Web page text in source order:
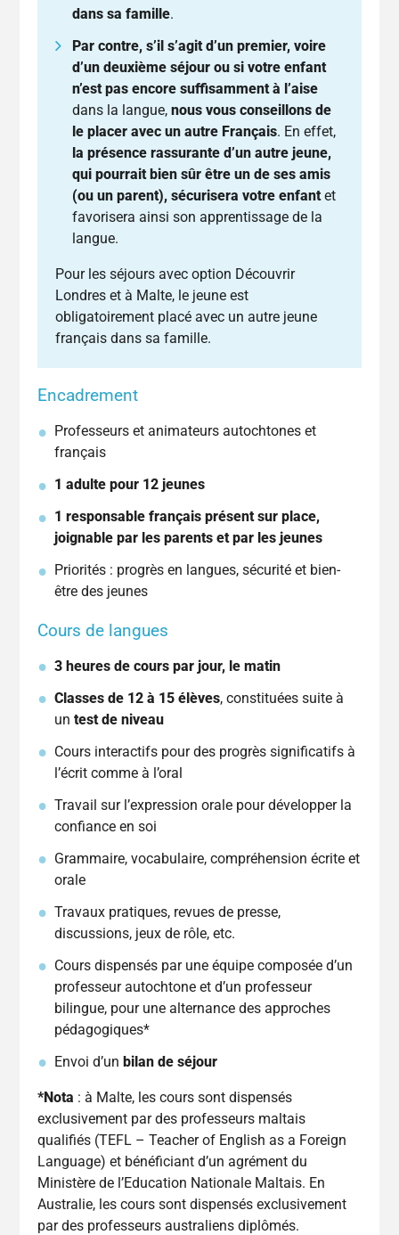
dans sa famille.
Par contre, s’il s’agit d’un premier, voire
d’un deuxième séjour ou si votre enfant
n’est pas encore suffisamment à l’aise
dans la langue, nous vous conseillons de
le placer avec un autre Français. En effet,
la présence rassurante d’un autre jeune,
qui pourrait bien sûr être un de ses amis
(ou un parent), sécurisera votre enfantet
favorisera ainsi son apprentissage de la
langue.
Pour les séjours avec option Découvrir
Londres et à Malte, le jeune est
obligatoirement placé avec un autre jeune
français dans sa famille.
Encadrement
Professeurs et animateurs autochtones et
français
1 adulte pour 12 jeunes
1 responsable français présent sur place,
joignable par les parents et par les jeunes
Priorités : progrès en langues, sécurité et bien-
être des jeunes
Cours de langues
3 heures de cours par jour, le matin
Classes de 12 à 15 élèves, constituées suite à
un test de niveau
Cours interactifs pour des progrès significatifs à
l’écrit comme à l’oral
Travail sur l’expression orale pour développer la
confiance en soi
Grammaire, vocabulaire, compréhension écrite et
orale
Travaux pratiques, revues de presse,
discussions, jeux de rôle, etc.
Cours dispensés par une équipe composée d’un
professeur autochtone et d’un professeur
bilingue, pour une alternance des approches
pédagogiques*
Envoi d’un bilan de séjour
*Nota : à Malte, les cours sont dispensés
exclusivement par des professeurs maltais
qualifiés (TEFL – Teacher of English as a Foreign
Language) et bénéficiant d’un agrément du
Ministère de l’Education Nationale Maltais. En
Australie, les cours sont dispensés exclusivement
par des professeurs australiens diplômés.